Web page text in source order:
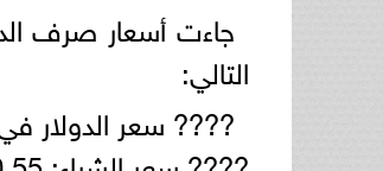
جاءت أسعار صرف
التالي:
???? سعر الدولار